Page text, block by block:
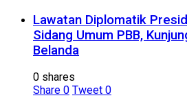
Lawatan Diplomatik
Sidang Umum PBB,
Belanda
0 shares
Share 0 Tweet 0